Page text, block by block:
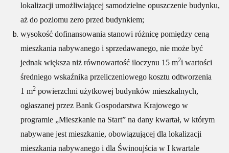
lokalizacji umożliwiającej samodzielne opuszczenie budynku,
aż do poziomu zero przed budynkiem;
wysokość dofinansowania stanowi różnicę pomiędzy ceną
mieszkania nabywanego i sprzedawanego, nie może być
jednak większa niż równowartość iloczynu 15 m2i wartości
średniego wskaźnika przeliczeniowego kosztu odtworzenia
1 m2 powierzchni użytkowej budynków mieszkalnych,
ogłaszanej przez Bank Gospodarstwa Krajowego w
programie „Mieszkanie na Start” na dany kwartał, w którym
nabywane jest mieszkanie, obowiązującej dla lokalizacji
mieszkania nabywanego i dla Świnoujścia w I kwartale